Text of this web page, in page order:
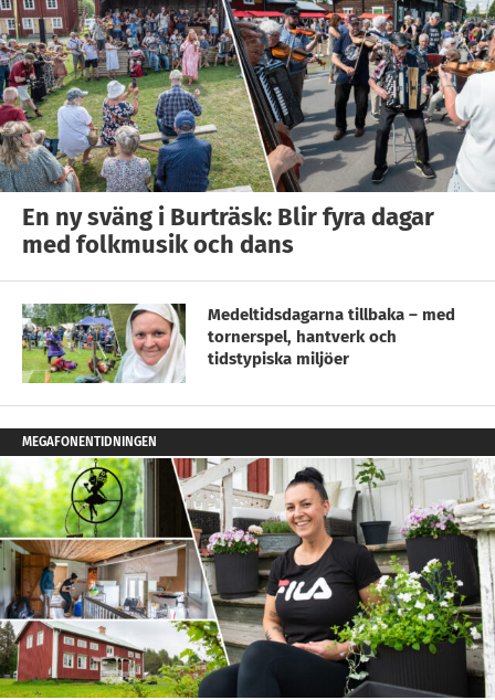
En ny sväng i Burträsk: Blir fyra dagar
med folkmusik och dans
Medeltidsdagarna tillbaka – med
tornerspel, hantverk och
tidstypiska miljöer
MEGAFONENTIDNINGEN